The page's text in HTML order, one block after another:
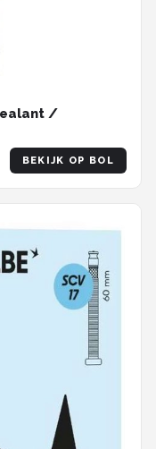
/
BEKIJK OP BOL